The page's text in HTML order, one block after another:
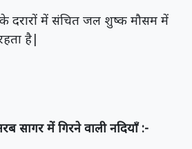
के दरारों में संचित जल शुष्क मौसम में
है|
सागर में गिरने वाली नदियाँ :-